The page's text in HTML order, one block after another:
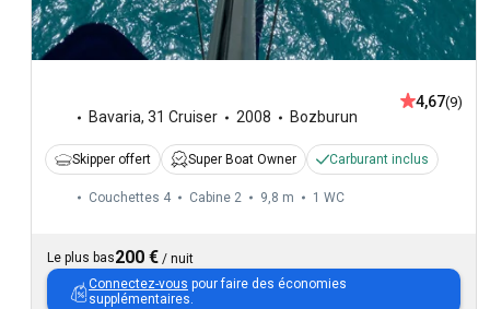
Bavaria, 31 Cruiser 2008 Bozburun
4,67(9)
Skipper offert Super Boat Owner Carburant inclus
Couchettes 4 Cabine 2 9,8 m 1 WC
Le plus bas200 € / nuit
Connectez-vous pour faire des économies
supplémentaires.